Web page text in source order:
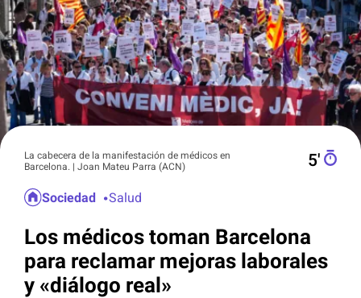
La cabecera de la manifestación de médicos en
Barcelona. | Joan Mateu Parra (ACN)
5′
Sociedad Salud
Los médicos toman Barcelona
para reclamar mejoras laborales
y «diálogo real»